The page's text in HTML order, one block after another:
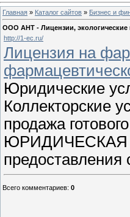
Главная » Каталог сайтов » Бизнес и
ООО АНТ - Лицензии, экологические
http://1-ec.ru/
Лицензия на
Юридические
Коллекторские
продажа
ЮРИДИЧЕСКАЯ
Всего комментариев: 0